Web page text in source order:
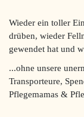
Wieder ein toller
drüben, wieder
gewendet hat und
...ohne unsere
Transporteure,
Pflegemamas &